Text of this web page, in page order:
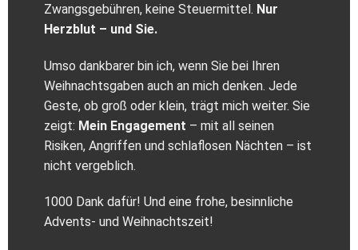
Zwangsgebühren, keine Steuermittel. Nur
Herzblut – und Sie.
Umso dankbarer bin ich, wenn Sie bei Ihren
Weihnachtsgaben auch an mich denken. Jede
Geste, ob groß oder klein, trägt mich weiter. Sie
zeigt: Mein Engagement – mit all seinen
Risiken, Angriffen und schlaflosen Nächten – ist
nicht vergeblich.
1000 Dank dafür! Und eine frohe, besinnliche
Advents- und Weihnachtszeit!